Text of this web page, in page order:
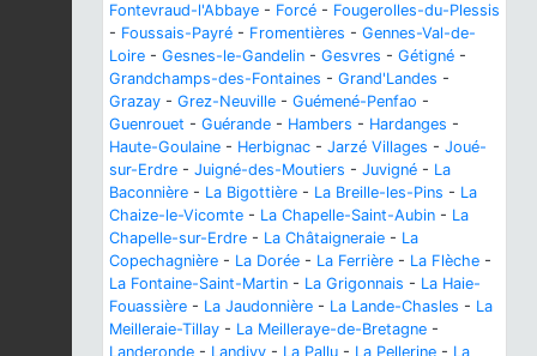
Fontevraud-l'Abbaye - Forcé - Fougerolles-du-Plessis
- Foussais-Payré - Fromentières - Gennes-Val-de-
Loire - Gesnes-le-Gandelin - Gesvres - Gétigné -
Grandchamps-des-Fontaines - Grand'Landes -
Grazay - Grez-Neuville - Guémené-Penfao -
Guenrouet - Guérande - Hambers - Hardanges -
Haute-Goulaine - Herbignac - Jarzé Villages - Joué-
sur-Erdre - Juigné-des-Moutiers - Juvigné - La
Baconnière - La Bigottière - La Breille-les-Pins - La
Chaize-le-Vicomte - La Chapelle-Saint-Aubin - La
Chapelle-sur-Erdre - La Châtaigneraie - La
Copechagnière - La Dorée - La Ferrière - La Flèche -
La Fontaine-Saint-Martin - La Grigonnais - La Haie-
Fouassière - La Jaudonnière - La Lande-Chasles - La
Meilleraie-Tillay - La Meilleraye-de-Bretagne -
Landeronde - Landivy - La Pallu - La Pellerine - La